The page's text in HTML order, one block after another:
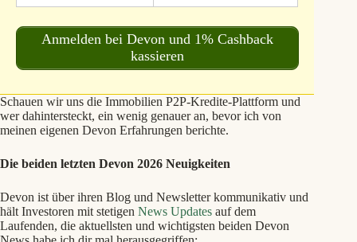
Anmelden bei Devon und 1% Cashback
kassieren
Schauen wir uns die Immobilien P2P-Kredite-Plattform und
wer dahintersteckt, ein wenig genauer an, bevor ich von
meinen eigenen Devon Erfahrungen berichte.
Die beiden letzten Devon 2026 Neuigkeiten
Devon ist über ihren Blog und Newsletter kommunikativ und
hält Investoren mit stetigen News Updates auf dem
Laufenden, die aktuellsten und wichtigsten beiden Devon